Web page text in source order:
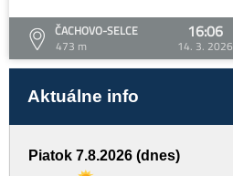
ČACHOVO-SELCE
473 m
16:06
14. 3. 2026
Aktuálne info
Piatok 7.8.2026 (dnes)